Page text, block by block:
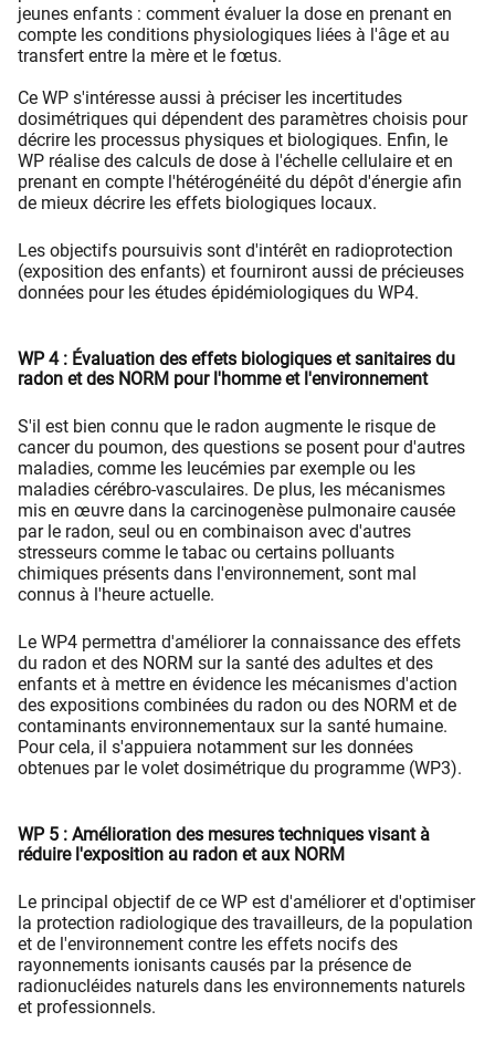
jeunes enfants : comment évaluer la dose en prenant en
compte les conditions physiologiques liées à l'âge et au
transfert entre la mère et le fœtus.
Ce WP s'intéresse aussi à préciser les incertitudes
dosimétriques qui dépendent des paramètres choisis pour
décrire les processus physiques et biologiques. Enfin, le
WP réalise des calculs de dose à l'échelle cellulaire et en
prenant en compte l'hétérogénéité du dépôt d'énergie afin
de mieux décrire les effets biologiques locaux.
Les objectifs poursuivis sont d'intérêt en radioprotection
(exposition des enfants) et fourniront aussi de précieuses
données pour les études épidémiologiques du WP4.
WP 4 : Évaluation des effets biologiques et sanitaires du
radon et des NORM pour l'homme et l'environnement
S'il est bien connu que le radon augmente le risque de
cancer du poumon, des questions se posent pour d'autres
maladies, comme les leucémies par exemple ou les
maladies cérébro-vasculaires. De plus, les mécanismes
mis en œuvre dans la carcinogenèse pulmonaire causée
par le radon, seul ou en combinaison avec d'autres
stresseurs comme le tabac ou certains polluants
chimiques présents dans l'environnement, sont mal
connus à l'heure actuelle.
Le WP4 permettra d'améliorer la connaissance des effets
du radon et des NORM sur la santé des adultes et des
enfants et à mettre en évidence les mécanismes d'action
des expositions combinées du radon ou des NORM et de
contaminants environnementaux sur la santé humaine.
Pour cela, il s'appuiera notamment sur les données
obtenues par le volet dosimétrique du programme (WP3).
WP 5 : Amélioration des mesures techniques visant à
réduire l'exposition au radon et aux NORM
Le principal objectif de ce WP est d'améliorer et d'optimiser
la protection radiologique des travailleurs, de la population
et de l'environnement contre les effets nocifs des
rayonnements ionisants causés par la présence de
radionucléides naturels dans les environnements naturels
et professionnels.